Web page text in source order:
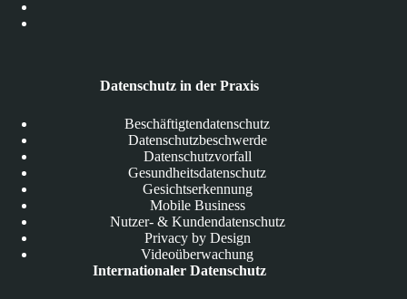
Datenschutz in der Praxis
Beschäftigtendatenschutz
Datenschutzbeschwerde
Datenschutzvorfall
Gesundheitsdatenschutz
Gesichtserkennung
Mobile Business
Nutzer- & Kundendatenschutz
Privacy by Design
Videoüberwachung
Internationaler Datenschutz